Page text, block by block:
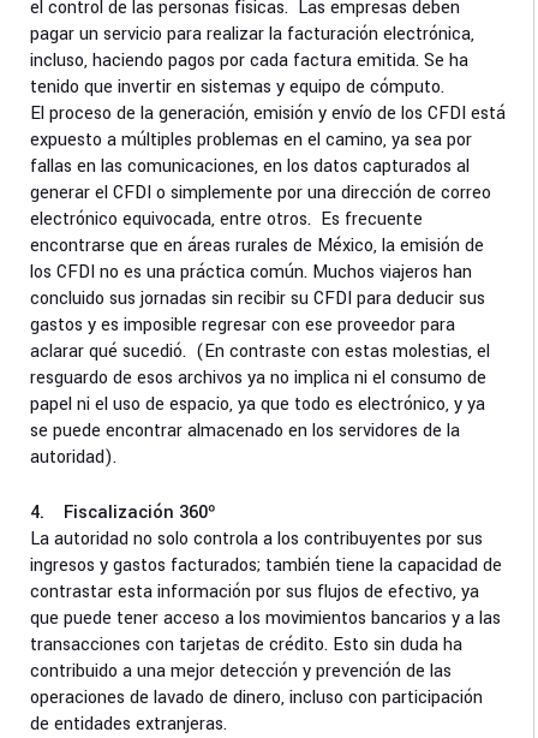
el control de las personas físicas. Las empresas deben
pagar un servicio para realizar la facturación electrónica,
incluso, haciendo pagos por cada factura emitida. Se ha
tenido que invertir en sistemas y equipo de cómputo.
El proceso de la generación, emisión y envío de los CFDI está
expuesto a múltiples problemas en el camino, ya sea por
fallas en las comunicaciones, en los datos capturados al
generar el CFDI o simplemente por una dirección de correo
electrónico equivocada, entre otros. Es frecuente
encontrarse que en áreas rurales de México, la emisión de
los CFDI no es una práctica común. Muchos viajeros han
concluido sus jornadas sin recibir su CFDI para deducir sus
gastos y es imposible regresar con ese proveedor para
aclarar qué sucedió. (En contraste con estas molestias, el
resguardo de esos archivos ya no implica ni el consumo de
papel ni el uso de espacio, ya que todo es electrónico, y ya
se puede encontrar almacenado en los servidores de la
autoridad).
4. Fiscalización 360º
La autoridad no solo controla a los contribuyentes por sus
ingresos y gastos facturados; también tiene la capacidad de
contrastar esta información por sus flujos de efectivo, ya
que puede tener acceso a los movimientos bancarios y a las
transacciones con tarjetas de crédito. Esto sin duda ha
contribuido a una mejor detección y prevención de las
operaciones de lavado de dinero, incluso con participación
de entidades extranjeras.